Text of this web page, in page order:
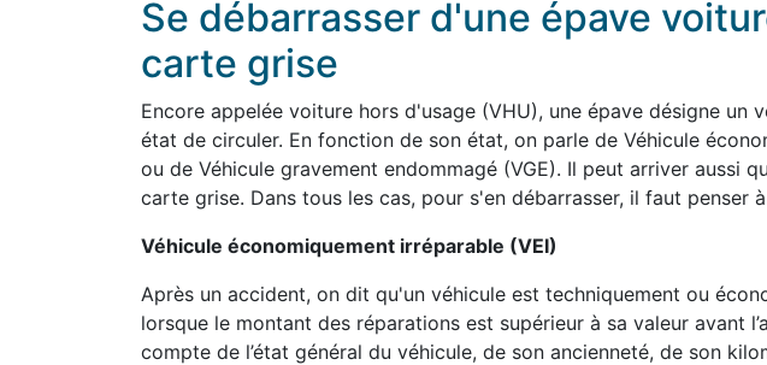
Se débarrasser d'une épave
carte grise
Encore appelée voiture hors d'usage (VHU), une épave désigne un
état de circuler. En fonction de son état, on parle de Véhicule
ou de Véhicule gravement endommagé (VGE). Il peut arriver aussi
carte grise. Dans tous les cas, pour s'en débarrasser, il faut penser
Véhicule économiquement irréparable (VEI)
Après un accident, on dit qu'un véhicule est techniquement ou
lorsque le montant des réparations est supérieur à sa valeur avant
compte de l’état général du véhicule, de son ancienneté, de son